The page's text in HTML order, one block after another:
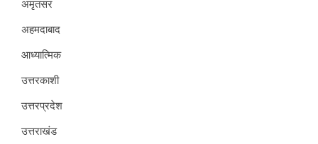
अमृतसर
अहमदाबाद
आध्यात्मिक
उत्तरकाशी
उत्तरप्रदेश
उत्तराखंड